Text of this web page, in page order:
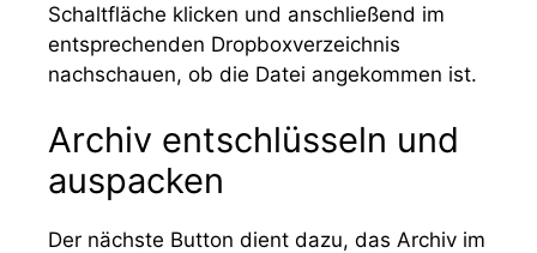
Schaltfläche klicken und anschließend im
entsprechenden Dropboxverzeichnis
nachschauen, ob die Datei angekommen ist.
Archiv entschlüsseln und
auspacken
Der nächste Button dient dazu, das Archiv im